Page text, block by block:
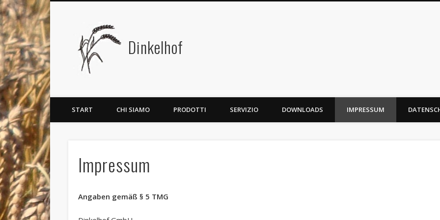
Dinkelhof
START CHI SIAMO PRODOTTI SERVIZIO DOWNLOADS IMPRESSUM
Impressum
Angaben gemäß § 5 TMG